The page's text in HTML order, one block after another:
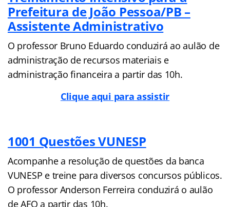
Prefeitura de João Pessoa/PB –
Assistente Administrativo
O professor Bruno Eduardo conduzirá ao aulão de
administração de recursos materiais e
administração financeira a partir das 10h.
Clique aqui para assistir
1001 Questões VUNESP
Acompanhe a resolução de questões da banca
VUNESP e treine para diversos concursos públicos.
O professor Anderson Ferreira conduzirá o aulão
de AFO a partir das 10h.